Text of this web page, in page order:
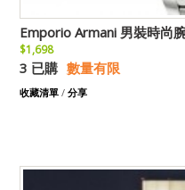
Emporio Armani 男裝時尚
$1,698
3 已購 數量有限
收藏清單 / 分享